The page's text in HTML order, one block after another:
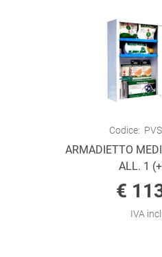
Codice:
ARMADIETTO
ALL. 1
€
IVA